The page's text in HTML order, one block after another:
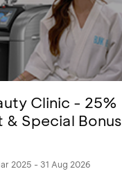
Clinic - 25%
& Special Bonus
2025 - 31 Aug 2026